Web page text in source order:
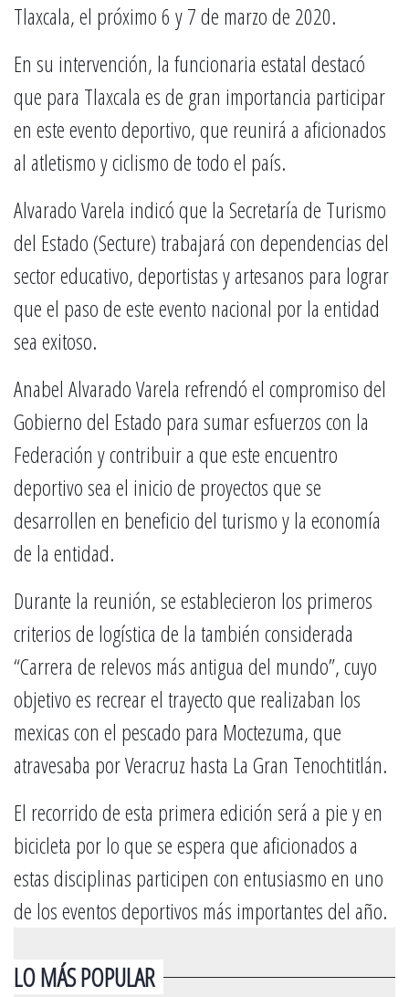
Tlaxcala, el próximo 6 y 7 de marzo de 2020.
En su intervención, la funcionaria estatal destacó
que para Tlaxcala es de gran importancia participar
en este evento deportivo, que reunirá a aficionados
al atletismo y ciclismo de todo el país.
Alvarado Varela indicó que la Secretaría de Turismo
del Estado (Secture) trabajará con dependencias del
sector educativo, deportistas y artesanos para lograr
que el paso de este evento nacional por la entidad
sea exitoso.
Anabel Alvarado Varela refrendó el compromiso del
Gobierno del Estado para sumar esfuerzos con la
Federación y contribuir a que este encuentro
deportivo sea el inicio de proyectos que se
desarrollen en beneficio del turismo y la economía
de la entidad.
Durante la reunión, se establecieron los primeros
criterios de logística de la también considerada
“Carrera de relevos más antigua del mundo”, cuyo
objetivo es recrear el trayecto que realizaban los
mexicas con el pescado para Moctezuma, que
atravesaba por Veracruz hasta La Gran Tenochtitlán.
El recorrido de esta primera edición será a pie y en
bicicleta por lo que se espera que aficionados a
estas disciplinas participen con entusiasmo en uno
de los eventos deportivos más importantes del año.
LO MÁS POPULAR